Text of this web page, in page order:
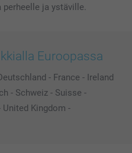
perheelle ja ystäville.
Euroopassa
- France - Ireland
- Schweiz - Suisse -
United Kingdom -